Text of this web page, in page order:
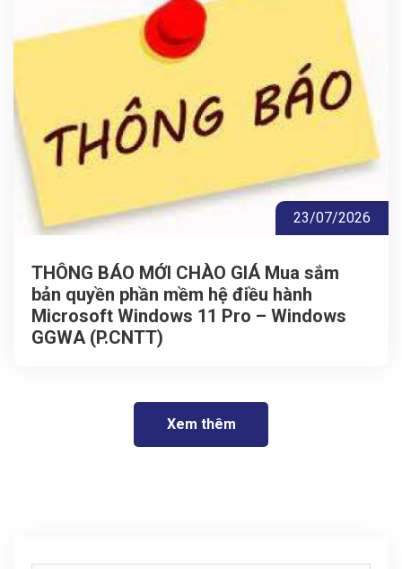
23/07/2026
THÔNG BÁO MỚI CHÀO GIÁ Mua sắm
bản quyền phần mềm hệ điều hành
Microsoft Windows 11 Pro – Windows
GGWA (P.CNTT)
Xem thêm